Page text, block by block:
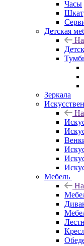
Часы
Детская
Зеркала
Мебель